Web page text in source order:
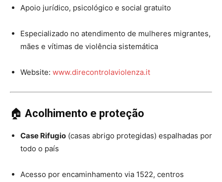
Apoio jurídico, psicológico e social gratuito
Especializado no atendimento de mulheres migrantes,
mães e vítimas de violência sistemática
Website: www.direcontrolaviolenza.it
🏠 Acolhimento e proteção
Case Rifugio (casas abrigo protegidas) espalhadas por
todo o país
Acesso por encaminhamento via 1522, centros